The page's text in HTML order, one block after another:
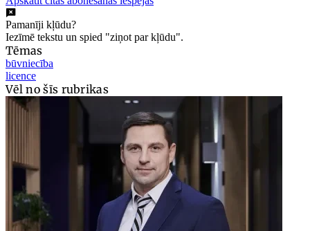
Pamanīji kļūdu?
Iezīmē tekstu un spied "ziņot par kļūdu".
Tēmas
būvniecība
licence
Vēl no šīs rubrikas